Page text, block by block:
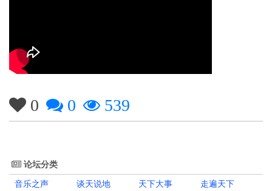
0 0 539
论坛分类
音乐之声
谈天说地 天下大事
走遍天下